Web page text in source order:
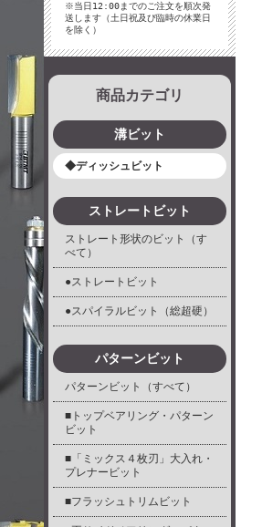
※当日12:00までのご注文を順次発
送します（土日祝及び臨時の休業日
を除く）
商品カテゴリ
溝ビット
◆ディッシュビット
ストレートビット
ストレート形状のビット（す
べて）
●ストレートビット
●スパイラルビット（総超硬）
パターンビット
パターンビット（すべて）
■トップベアリング・パターン
ビット
■「ミックス４枚刃」大入れ・
プレナービット
■フラッシュトリムビット